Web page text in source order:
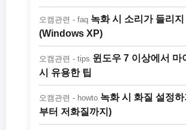
오캠관련 - faq 녹화 시 소리가 들리
(Windows XP)
오캠관련 - tips 윈도우 7 이상에서 마
시 유용한 팁
오캠관련 - howto 녹화 시 화질 설정하
부터 저화질까지)